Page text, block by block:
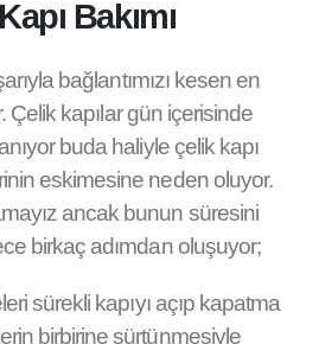
Bakımı
bağlantımızı kesen en
Çelik kapılar gün içerisinde
buda haliyle çelik kapı
eskimesine neden oluyor.
ancak bunun süresini
birkaç adımdan oluşuyor;
sürekli kapıyı açıp kapatma
birbirine sürtünmesiyle